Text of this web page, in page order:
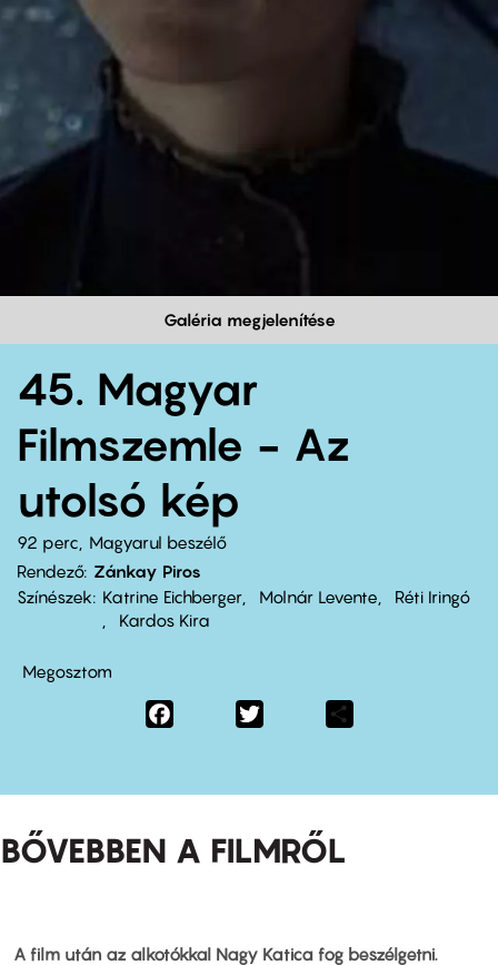
Galéria megjelenítése
45. Magyar
Filmszemle - Az
utolsó kép
92 perc,
Magyarul beszélő
Rendező Zánkay Piros
Színészek
Katrine Eichberger Molnár Levente
Réti Iringó
Kardos Kira
Megosztom
Facebook
BŐVEBBEN A FILMRŐL
A film után az alkotókkal Nagy Katica fog beszélgetni.